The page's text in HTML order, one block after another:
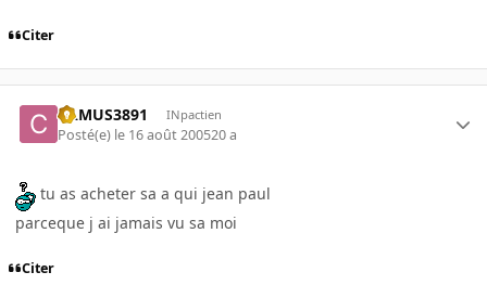
Citer
CAMUS3891 INpactien
Posté(e) le 16 août 200520 a
tu as acheter sa a qui jean paul
parceque j ai jamais vu sa moi
Citer